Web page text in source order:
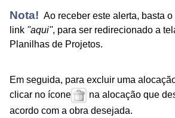
Nota! Ao receber este alerta, basta
link ''aqui'', para ser redirecionado a
Planilhas de Projetos.
Em seguida, para excluir uma
clicar no ícone
na alocação que
acordo com a obra desejada.